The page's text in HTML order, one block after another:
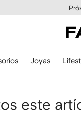
Joyas
este